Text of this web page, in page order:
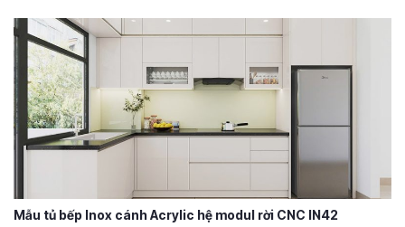
Mẫu tủ bếp Inox cánh Acrylic hệ modul rời CNC IN42